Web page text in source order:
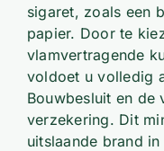
sigaret, zoals een
papier. Door te
vlamvertragende
voldoet u volledig
Bouwbesluit en de
verzekering. Dit
uitslaande brand